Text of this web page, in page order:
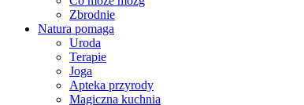
Zbrodnie
Natura pomaga
Uroda
Terapie
Joga
Apteka przyrody
Magiczna kuchnia